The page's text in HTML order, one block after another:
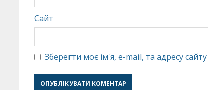
Сайт
Зберегти моє ім'я, e-mail, та адресу